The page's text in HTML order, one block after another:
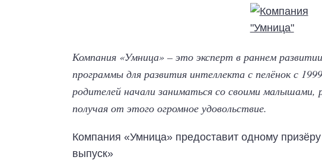
Компания «Умница» – это эксперт в раннем
программы для развития интеллекта с пелёнок с
родителей начали заниматься со своими малышами,
получая от этого огромное удовольствие.
Компания «Умница» предоставит одному
выпуск»